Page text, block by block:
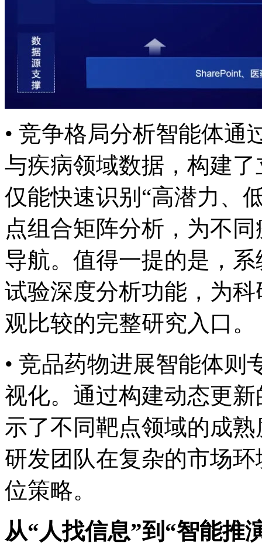
• 竞争格局分析智能体通
与疾病领域数据，构
仅能快速识别“高潜力、
点组合矩阵分析，为
导航。值得一提的是
试验深度分析功能，
观比较的完整研究入口。
• 竞品药物进展智能体则
视化。通过构建动态更新
示了不同靶点领域的成熟
研发团队在复杂的市场
位策略。
从“人找信息”到“智能推演